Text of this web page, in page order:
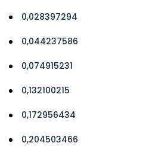
0,028397294
0,044237586
0,074915231
0,132100215
0,172956434
0,204503466